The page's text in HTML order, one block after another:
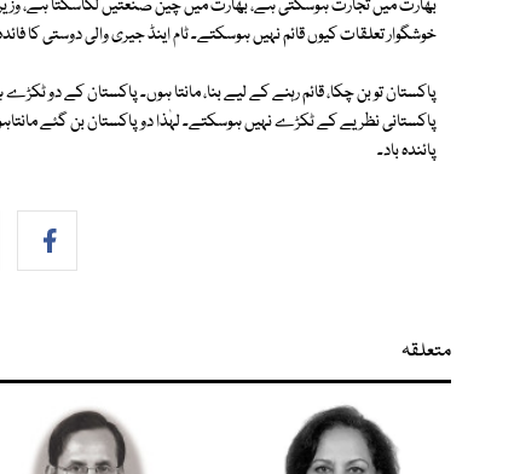
بھارت میں تجارت ہوسکتی ہے، بھارت میں چین صنعتیں لگاسکتا ہے،
خوشگوار تعلقات کیوں قائم نہیں ہوسکتے۔ ٹام اینڈ جیری والی دوستی کا
پاکستان تو بن چکا، قائم رہنے کے لیے بنا، مانتا ہوں۔ پاکستان کے دو
پاکستانی نظریے کے ٹکڑے نہیں ہوسکتے۔ لہٰذا دو پاکستان بن گئے
پائندہ باد۔
متعلقہ